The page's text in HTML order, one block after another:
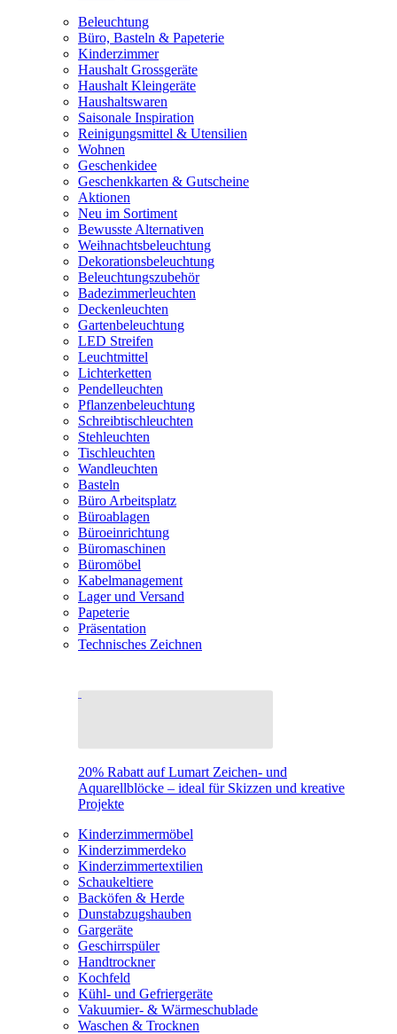
Beleuchtung
Büro, Basteln & Papeterie
Kinderzimmer
Haushalt Grossgeräte
Haushalt Kleingeräte
Haushaltswaren
Saisonale Inspiration
Reinigungsmittel & Utensilien
Wohnen
Geschenkidee
Geschenkkarten & Gutscheine
Aktionen
Neu im Sortiment
Bewusste Alternativen
Weihnachtsbeleuchtung
Dekorationsbeleuchtung
Beleuchtungszubehör
Badezimmerleuchten
Deckenleuchten
Gartenbeleuchtung
LED Streifen
Leuchtmittel
Lichterketten
Pendelleuchten
Pflanzenbeleuchtung
Schreibtischleuchten
Stehleuchten
Tischleuchten
Wandleuchten
Basteln
Büro Arbeitsplatz
Büroablagen
Büroeinrichtung
Büromaschinen
Büromöbel
Kabelmanagement
Lager und Versand
Papeterie
Präsentation
Technisches Zeichnen
20% Rabatt auf Lumart Zeichen- und
Aquarellblöcke – ideal für Skizzen und kreative
Projekte
Kinderzimmermöbel
Kinderzimmerdeko
Kinderzimmertextilien
Schaukeltiere
Backöfen & Herde
Dunstabzugshauben
Gargeräte
Geschirrspüler
Handtrockner
Kochfeld
Kühl- und Gefriergeräte
Vakuumier- & Wärmeschublade
Waschen & Trocknen